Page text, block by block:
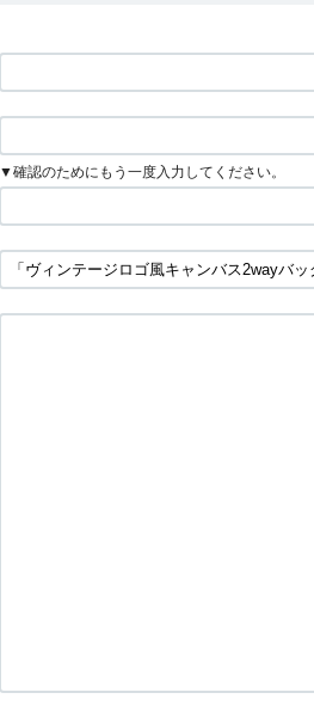
▼確認のためにもう一度入力してください。